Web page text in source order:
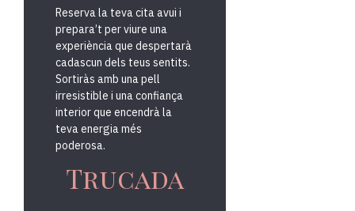
Reserva la teva cita avui i
prepara’t per viure una
experiència que despertarà
cadascun dels teus sentits.
Sortiràs amb una pell
irresistible i una confiança
interior que encendrà la
teva energia més
poderosa.
Trucada